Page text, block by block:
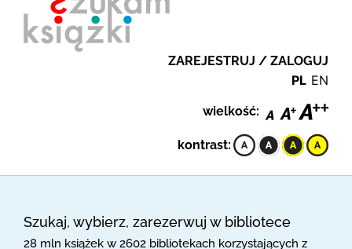
ZAREJESTRUJ / ZALOGUJ
PL EN
wielkość:
kontrast:
Szukaj, wybierz, zarezerwuj w bibliotece
28 mln książek w 2602 bibliotekach korzystających z